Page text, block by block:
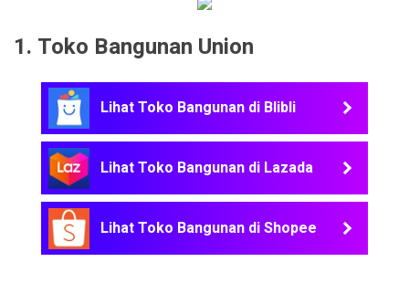
1. Toko Bangunan Union
Lihat Toko Bangunan di Blibli
Lihat Toko Bangunan di Lazada
Lihat Toko Bangunan di Shopee